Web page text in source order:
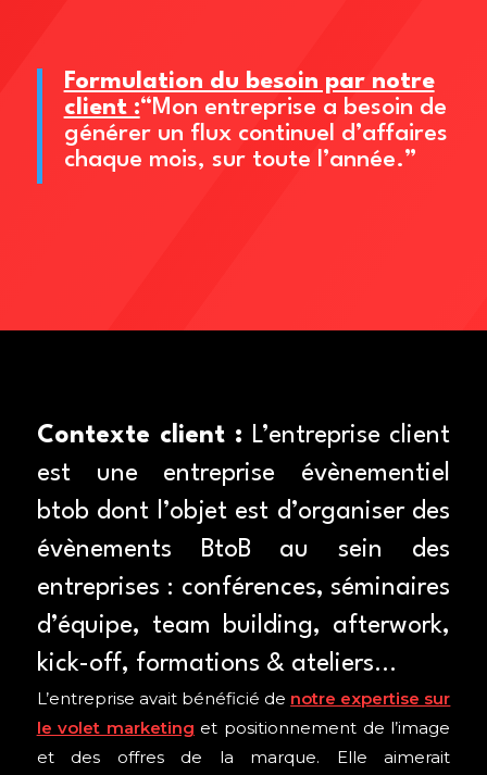
Formulation du besoin par notre
client :“Mon entreprise a besoin de
générer un flux continuel d’affaires
chaque mois, sur toute l’année.”
Contexte client : L’entreprise client
est une entreprise évènementiel
btob dont l’objet est d’organiser des
évènements BtoB au sein des
entreprises : conférences, séminaires
d’équipe, team building, afterwork,
kick-off, formations & ateliers…
L’entreprise avait bénéficié de notre expertise sur
le volet marketing et positionnement de l’image
et des offres de la marque. Elle aimerait